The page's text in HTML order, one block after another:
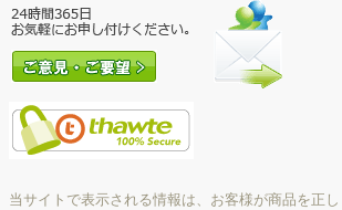
当サイトで表示される情報は、お客様が商品を正